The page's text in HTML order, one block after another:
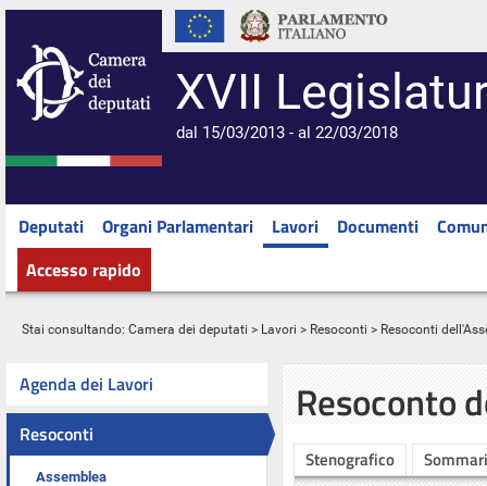
XVII
dal 15/03/2013 - al 22/03/2018
Deputati Organi Parlamentari Lavori Documenti
Accesso rapido
Stai consultando: Camera dei deputati > Lavori > Resoconti > Resoconti
Agenda dei Lavori
Resoconti
Assemblea
Resoconto
Stenografico